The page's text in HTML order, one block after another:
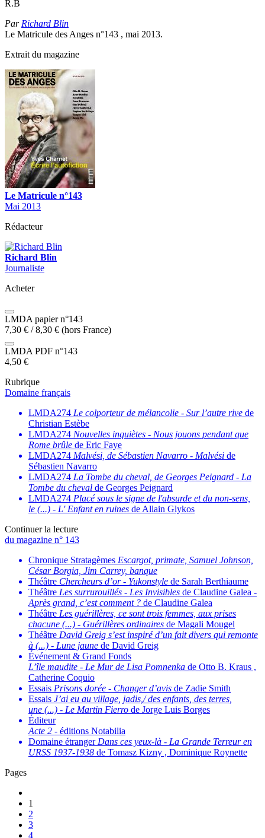
R.B
ParRichard Blin
Le Matricule des Anges n°143 , mai 2013.
Extrait du magazine
Le Matricule n°143
Mai 2013
Rédacteur
Richard Blin
Journaliste
Acheter
LMDA papier n°143
7,30 € /8,30 € (hors France)
LMDA PDF n°143
4,50 €
Rubrique
Domaine français
LMDA274 Le colporteur de mélancolie - Sur l’autre rive de
Christian Estèbe
LMDA274 Nouvelles inquiètes - Nous jouons pendant que
Rome brûle de Eric Faye
LMDA274 Malvési, de Sébastien Navarro - Malvési de
Sébastien Navarro
LMDA274 La Tombe du cheval, de Georges Peignard - La
Tombe du cheval de Georges Peignard
LMDA274 Placé sous le signe de l'absurde et du non-sens,
le (...) - L' Enfant en ruines de Allain Glykos
Continuer la lecture
du magazine n° 143
Chronique Stratagèmes Escargot, primate, Samuel Johnson,
César Borgia, Jim Carrey, banque
Théâtre Chercheurs d’or - Yukonstyle de Sarah Berthiaume
Théâtre Les surrurouillés - Les Invisibles de Claudine Galea -
Après grand, c’est comment ? de Claudine Galea
Théâtre Les guérillères, ce sont trois femmes, aux prises
chacune (...) - Guérillères ordinaires de Magali Mougel
Théâtre David Greig s’est inspiré d’un fait divers qui remonte
à (...) - Lune jaune de David Greig
Événement & Grand Fonds
L’île maudite - Le Mur de Lisa Pomnenka de Otto B. Kraus ,
Catherine Coquio
Essais Prisons dorée - Changer d’avis de Zadie Smith
Essais J’ai eu au village, jadis,/ des enfants, des terres,
une (...) - Le Martin Fierro de Jorge Luis Borges
Éditeur
Acte 2 - éditions Notabilia
Domaine étrangerDans ces yeux-là - La Grande Terreur en
URSS 1937-1938 de Tomasz Kizny , Dominique Roynette
Pages
1
2
3
4